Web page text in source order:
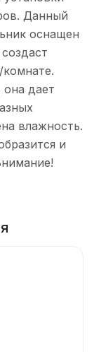
Данный
оснащен
дает
влажность.
и